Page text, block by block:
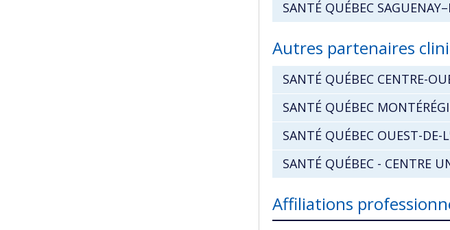
SANTÉ QUÉBEC
Autres partenaires
SANTÉ QUÉBEC CENTRE-
SANTÉ QUÉBEC
SANTÉ QUÉBEC OUEST-DE-
SANTÉ QUÉBEC - CENTRE
Affiliations